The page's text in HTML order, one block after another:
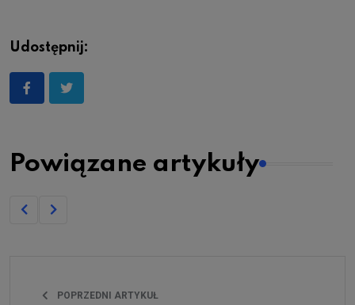
Udostępnij:
Powiązane artykuły
POPRZEDNI ARTYKUŁ